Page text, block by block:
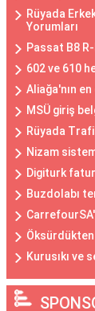
Rüyada
Yorumları
Passat B8
602 ve 610
Aliağa'nın
MSÜ giriş
Rüyada
Nizam
Digiturk
Buzdolabı
Kurusıkı ve